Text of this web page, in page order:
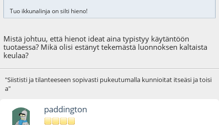
Tuo ikkunalinja on silti hieno!
Mistä johtuu, että hienot ideat aina typistyy käytäntöön
tuotaessa? Mikä olisi estänyt tekemästä luonnoksen kaltaista
keulaa?
"Siististi ja tilanteeseen sopivasti pukeutumalla kunnioitat itseäsi ja toisi
a"
paddington